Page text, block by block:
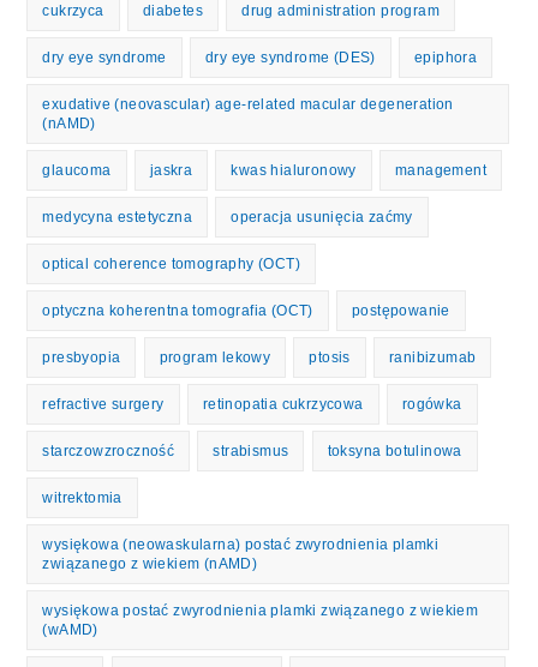
cukrzyca diabetes drug administration program
dry eye syndrome dry eye syndrome (DES) epiphora
exudative (neovascular) age-related macular degeneration
(nAMD)
glaucoma jaskra kwas hialuronowy management
medycyna estetyczna operacja usunięcia zaćmy
optical coherence tomography (OCT)
optyczna koherentna tomografia (OCT) postępowanie
presbyopia program lekowy ptosis ranibizumab
refractive surgery retinopatia cukrzycowa rogówka
starczowzroczność strabismus toksyna botulinowa
witrektomia
wysiękowa (neowaskularna) postać zwyrodnienia plamki
związanego z wiekiem (nAMD)
wysiękowa postać zwyrodnienia plamki związanego z wiekiem
(wAMD)